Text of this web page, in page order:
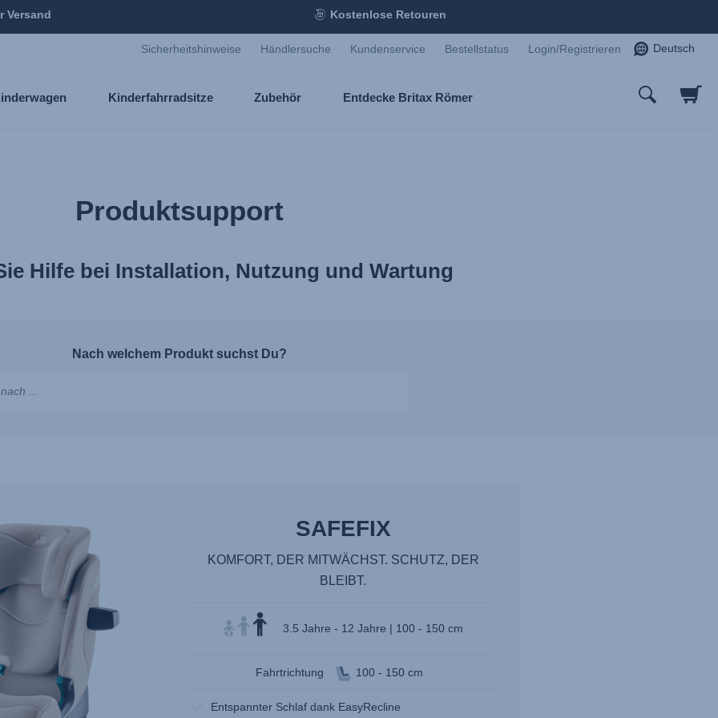
Versand Kostenlose Retouren
Sicherheitshinweise Händlersuche Kundenservice Bestellstatus Login/Registrieren Deutsch
Kinderfahrradsitze Zubehör Entdecke Britax Römer
Produktsupport
Hilfe bei Installation, Nutzung und Wartung
Nach welchem Produkt suchst Du?
SAFEFIX
KOMFORT, DER MITWÄCHST. SCHUTZ, DER
BLEIBT.
3.5 Jahre - 12 Jahre | 100 - 150 cm
Fahrtrichtung 100 - 150 cm
Entspannter Schlaf dank EasyRecline